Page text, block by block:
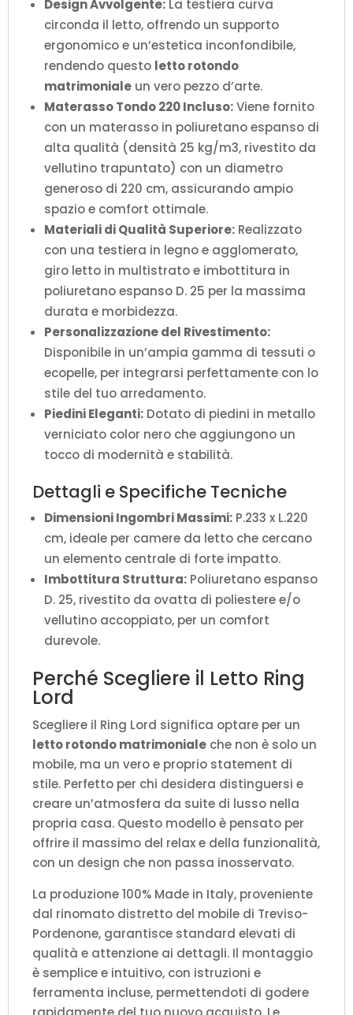
Design Avvolgente: La testiera curva
circonda il letto, offrendo un supporto
ergonomico e un’estetica inconfondibile,
rendendo questo letto rotondo
matrimoniale un vero pezzo d’arte.
Materasso Tondo 220 Incluso:Viene fornito
con un materasso in poliuretano espanso di
alta qualità (densità 25 kg/m3, rivestito da
vellutino trapuntato) con un diametro
generoso di 220 cm, assicurando ampio
spazio e comfort ottimale.
Materiali di Qualità Superiore: Realizzato
con una testiera in legno e agglomerato,
giro letto in multistrato e imbottitura in
poliuretano espanso D. 25 per la massima
durata e morbidezza.
Personalizzazione del Rivestimento:
Disponibile in un’ampia gamma di tessuti o
ecopelle, per integrarsi perfettamente con lo
stile del tuo arredamento.
Piedini Eleganti: Dotato di piedini in metallo
verniciato color nero che aggiungono un
tocco di modernità e stabilità.
Dettagli e Specifiche Tecniche
Dimensioni Ingombri Massimi: P.233 x L.220
cm, ideale per camere da letto che cercano
un elemento centrale di forte impatto.
Imbottitura Struttura: Poliuretano espanso
D. 25, rivestito da ovatta di poliestere e/o
vellutino accoppiato, per un comfort
durevole.
Perché Scegliere il Letto Ring
Lord
Scegliere il Ring Lord significa optare per un
letto rotondo matrimoniale che non è solo un
mobile, ma un vero e proprio statement di
stile. Perfetto per chi desidera distinguersi e
creare un’atmosfera da suite di lusso nella
propria casa. Questo modello è pensato per
offrire il massimo del relax e della funzionalità,
con un design che non passa inosservato.
La produzione 100% Made in Italy, proveniente
dal rinomato distretto del mobile di Treviso-
Pordenone, garantisce standard elevati di
qualità e attenzione ai dettagli. Il montaggio
è semplice e intuitivo, con istruzioni e
ferramenta incluse, permettendoti di godere